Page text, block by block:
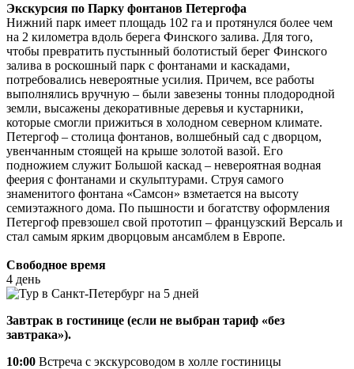
Экскурсия по Парку фонтанов Петергофа
Нижний парк имеет площадь 102 га и протянулся более чем
на 2 километра вдоль берега Финского залива. Для того,
чтобы превратить пустынный болотистый берег Финского
залива в роскошный парк с фонтанами и каскадами,
потребовались невероятные усилия. Причем, все работы
выполнялись вручную – были завезены тонны плодородной
земли, высажены декоративные деревья и кустарники,
которые смогли прижиться в холодном северном климате.
Петергоф – столица фонтанов, волшебный сад с дворцом,
увенчанным стоящей на крыше золотой вазой. Его
подножием служит Большой каскад – невероятная водная
феерия с фонтанами и скульптурами. Струя самого
знаменитого фонтана «Самсон» взметается на высоту
семиэтажного дома. По пышности и богатству оформления
Петергоф превзошел свой прототип – французский Версаль и
стал самым ярким дворцовым ансамблем в Европе.
Свободное время
4 день
Завтрак в гостинице (если не выбран тариф «без
завтрака»).
10:00 Встреча с экскурсоводом в холле гостиницы